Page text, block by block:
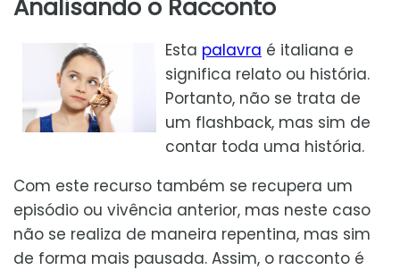
Analisando o Racconto
Esta palavra é italiana e
significa relato ou história.
Portanto, não se trata de
um flashback, mas sim de
contar toda uma história.
Com este recurso também se recupera um
episódio ou vivência anterior, mas neste caso
não se realiza de maneira repentina, mas sim
de forma mais pausada. Assim, o racconto é